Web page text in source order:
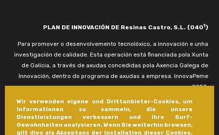
Wir verwenden eigene und Drittanbieter-Cookies, um
Informationen zu sammeln, die unsere
Dienstleistungen verbessern und Ihre Surf-
Gewohnheiten analysieren. Wenn Sie weiterhin browsen,
gilt dies als Akzeptanz der Installation dieser Cookies.
PLAN DE INNOVACIÓN DE Resinas Castro, S.L. (0401)
Para promover o desenvolvemento tecnolóxico, a innovación e unha
investigación de calidade. Esta operación está financiada pola Xunta
de Galicia, a través de axudas concedidas pola Axencia Galega de
Innovación, dentro do programa de axudas a empresa. InnovaPeme
2023.